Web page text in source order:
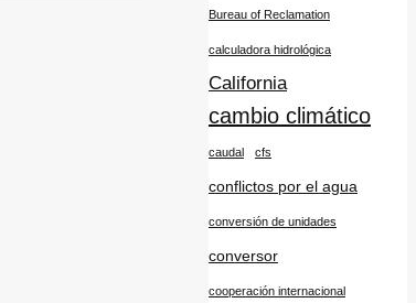
Bureau of Reclamation
calculadora hidrológica
California
cambio climático
caudal cfs
conflictos por el agua
conversión de unidades
conversor
cooperación internacional